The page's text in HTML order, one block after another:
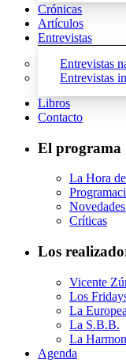
Crónicas
Artículos
Entrevistas
Entrevistas
Entrevistas
Libros
Contacto
El programa
La Hora
Críticas
Los
Vicente
Los
La
La S.B.B.
La
Agenda